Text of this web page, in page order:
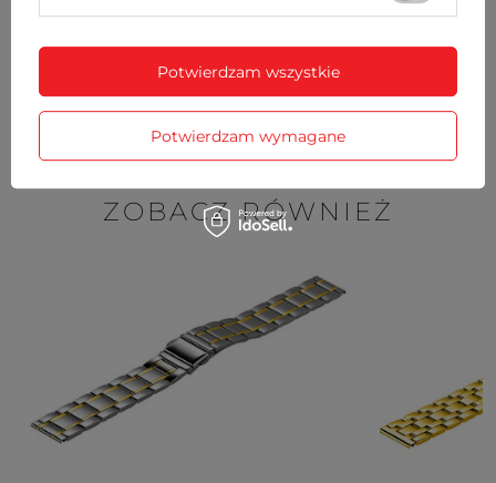
Potrzebujesz pomocy? Masz pytania?
Zadaj pytanie a my odpowiemy
niezwłocznie, najciekawsze pytania i
odpowiedzi publikując dla innych.
Zadaj pytanie
ZOBACZ RÓWNIEŻ
Potwierdzam wymagane
Potwierdzam wszystkie